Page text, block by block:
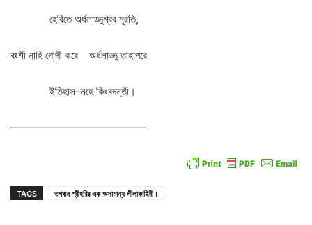
হেরিতে অর্ধলাড্ডুশ্বর মূরতি,
বংশী নাহি গোপী করে অর্ধলাড্ডু তাহাপরে
ইতিহাস–নহে কিংবদন্তী।
—————————————
TAGS ভগবান শ্রীহরির এক অসামান্য লীলাকাহিনী।